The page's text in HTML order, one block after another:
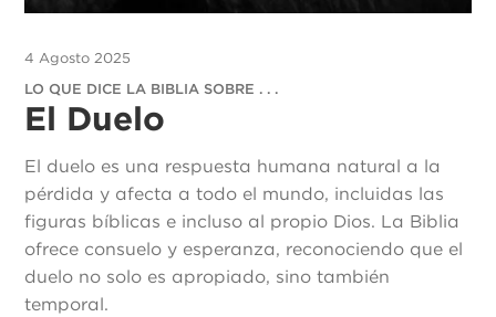
4 Agosto 2025
LO QUE DICE LA BIBLIA SOBRE . . .
El Duelo
El duelo es una respuesta humana natural a la
pérdida y afecta a todo el mundo, incluidas las
figuras bíblicas e incluso al propio Dios. La Biblia
ofrece consuelo y esperanza, reconociendo que el
duelo no solo es apropiado, sino también
temporal.